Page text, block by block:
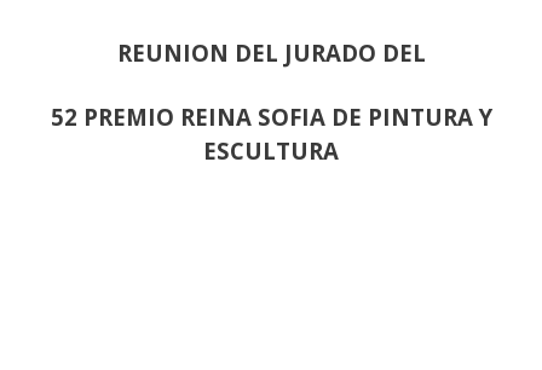
REUNION DEL JURADO DEL
52 PREMIO REINA SOFIA DE PINTURA Y
ESCULTURA